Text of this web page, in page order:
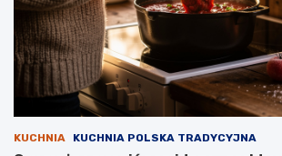
KUCHNIA KUCHNIA POLSKA TRADYCYJNA